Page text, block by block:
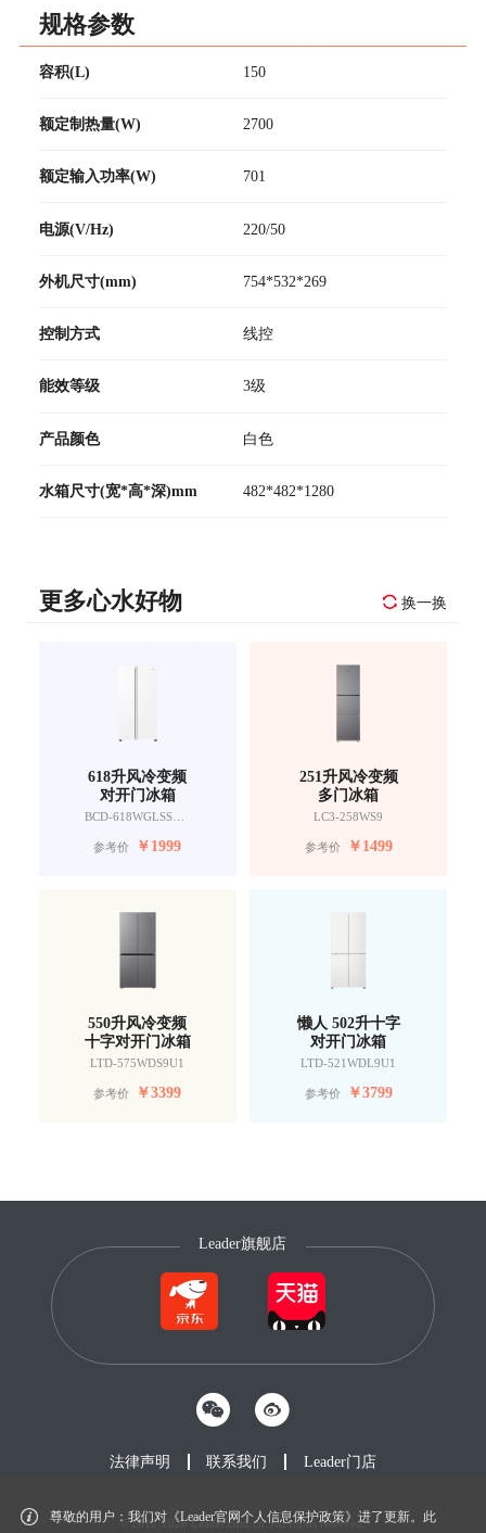
规格参数
容积(L) 150
额定制热量(W) 2700
额定输入功率(W) 701
电源(V/Hz) 220/50
外机尺寸(mm) 754*532*269
控制方式 线控
能效等级 3级
产品颜色 白色
水箱尺寸(宽*高*深)mm 482*482*1280
更多心水好物 换一换
618升风冷变频
对开门冰箱
BCD-618WGLSSEDW9
参考价 ￥1999
251升风冷变频
多门冰箱
LC3-258WS9
参考价 ￥1499
550升风冷变频
十字对开门冰箱
LTD-575WDS9U1
参考价 ￥3399
懒人 502升十字
对开门冰箱
LTD-521WDL9U1
参考价 ￥3799
尊敬的用户：我们对《Leader官网个人信息保护政策》进了更新。此
Leader旗舰店
法律声明 联系我们 Leader门店
© 2012-2026 Leader.com.cn. All rights reserved.